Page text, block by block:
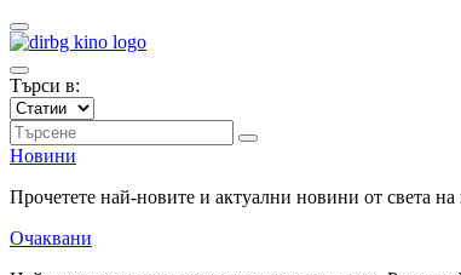
Търси в:
Новини
Прочетете най-новите и актуални новини от света
Очаквани